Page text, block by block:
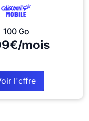
100 Go
mois
l'offre